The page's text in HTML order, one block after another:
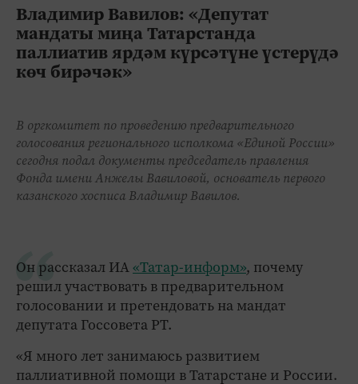
Владимир Вавилов: «Депутат
мандаты миңа Татарстанда
паллиатив ярдәм күрсәтүне үстерүдә
көч бирәчәк»
В оргкомитет по проведению предварительного
голосования регионального исполкома «Единой России»
сегодня подал документы председатель правления
Фонда имени Анжелы Вавиловой, основатель первого
казанского хосписа Владимир Вавилов.
Он рассказал ИА«Татар-информ», почему
решил участвовать в предварительном
голосовании и претендовать на мандат
депутата Госсовета РТ.
«Я много лет занимаюсь развитием
паллиативной помощи в Татарстане и России.